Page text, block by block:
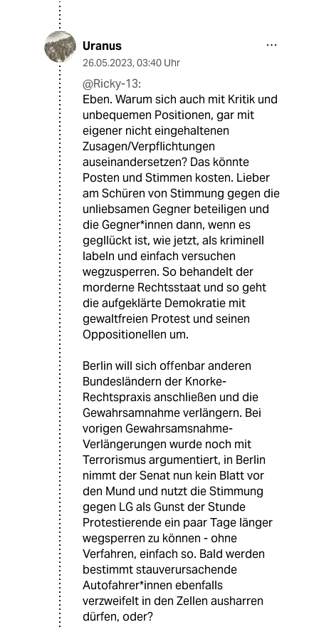
Uranus
26.05.2023, 03:40 Uhr
@Ricky-13:
Eben. Warum sich auch mit Kritik und
unbequemen Positionen, gar mit
eigener nicht eingehaltenen
Zusagen/Verpflichtungen
auseinandersetzen? Das könnte
Posten und Stimmen kosten. Lieber
am Schüren von Stimmung gegen die
unliebsamen Gegner beteiligen und
die Gegner*innen dann, wenn es
gegllückt ist, wie jetzt, als kriminell
labeln und einfach versuchen
wegzusperren. So behandelt der
morderne Rechtsstaat und so geht
die aufgeklärte Demokratie mit
gewaltfreien Protest und seinen
Oppositionellen um.
Berlin will sich offenbar anderen
Bundesländern der Knorke-
Rechtspraxis anschließen und die
Gewahrsamnahme verlängern. Bei
vorigen Gewahrsamsnahme-
Verlängerungen wurde noch mit
Terrorismus argumentiert, in Berlin
nimmt der Senat nun kein Blatt vor
den Mund und nutzt die Stimmung
gegen LG als Gunst der Stunde
Protestierende ein paar Tage länger
wegsperren zu können - ohne
Verfahren, einfach so. Bald werden
bestimmt stauverursachende
Autofahrer*innen ebenfalls
verzweifelt in den Zellen ausharren
dürfen, oder?